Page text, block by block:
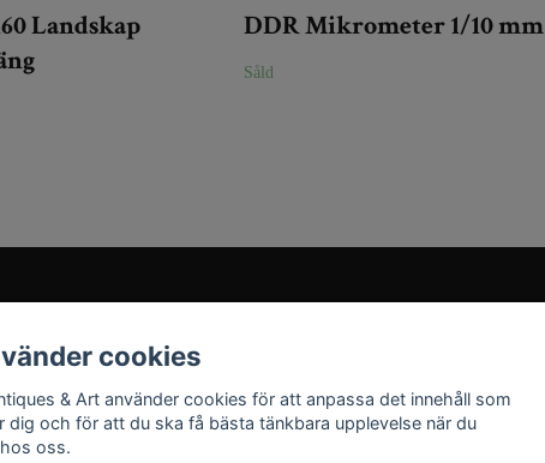
Landskap
DDR Mikrometer 1/10 mm
Såld
YouTube
cookies
& Art använder cookies för att anpassa det innehåll som
dig och för att du ska få bästa tänkbara upplevelse när du
oss.